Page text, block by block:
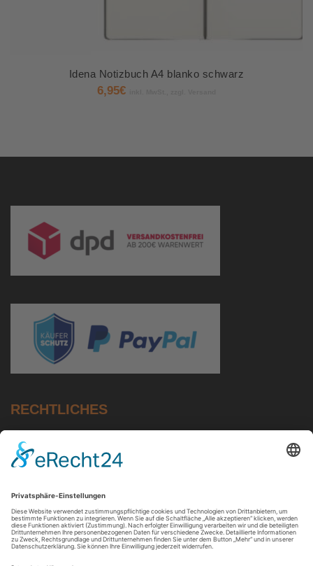
Idena Notizbuch A4 blanko schwarz
6,95€
RECHTLICHES
Impressum
AGB
Zahlung & Versand
Widerruf